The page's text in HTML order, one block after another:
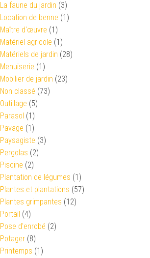
La faune du jardin (3)
Location de benne (1)
Maître d'œuvre (1)
Matériel agricole (1)
Matériels de jardin (28)
Menuiserie (1)
Mobilier de jardin (23)
Non classé (73)
Outillage (5)
Parasol (1)
Pavage (1)
Paysagiste (3)
Pergolas (2)
Piscine (2)
Plantation de légumes (1)
Plantes et plantations (57)
Plantes grimpantes (12)
Portail (4)
Pose d'enrobé (2)
Potager (8)
Printemps (1)